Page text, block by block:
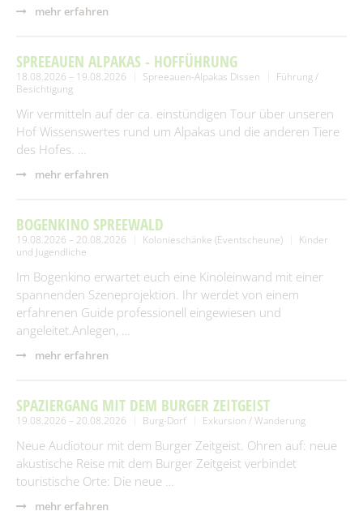
mehr erfahren
SPREEAUEN ALPAKAS - HOFFÜHRUNG
18.08.2026 – 19.08.2026 Spreeauen-Alpakas Dissen
Führung /
Besichtigung
Wir vermitteln auf der ca. einstündigen Tour über unseren
Hof Wissenswertes rund um Alpakas und die anderen Tiere
des Hofes. …
mehr erfahren
BOGENKINO SPREEWALD
19.08.2026 – 20.08.2026 Kolonieschänke (Eventscheune)
Kinder
und Jugendliche
Im Bogenkino erwartet euch eine Kinoleinwand mit einer
spannenden Szeneprojektion. Ihr werdet von einem
erfahrenen Guide professionell eingewiesen und
angeleitet.Anlegen, …
mehr erfahren
SPAZIERGANG MIT DEM BURGER ZEITGEIST
19.08.2026 – 20.08.2026 Burg-Dorf Exkursion / Wanderung
Neue Audiotour mit dem Burger Zeitgeist. Ohren auf: neue
akustische Reise mit dem Burger Zeitgeist verbindet
touristische Orte: Die neue …
mehr erfahren